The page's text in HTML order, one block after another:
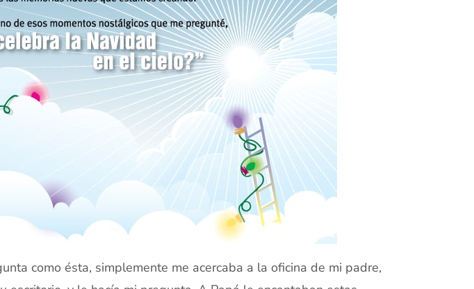
como ésta, simplemente me acercaba a la oficina de mi padre,